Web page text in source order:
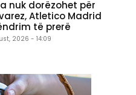
nuk dorëzohet për
Atletico Madrid
të prerë
2026 - 14:09